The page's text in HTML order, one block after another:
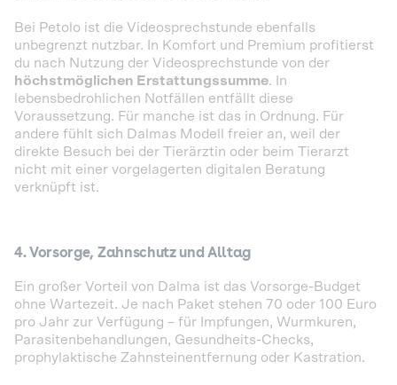
Bei Petolo ist die Videosprechstunde ebenfalls
unbegrenzt nutzbar. In Komfort und Premium profitierst
du nach Nutzung der Videosprechstunde von der
höchstmöglichen Erstattungssumme. In
lebensbedrohlichen Notfällen entfällt diese
Voraussetzung. Für manche ist das in Ordnung. Für
andere fühlt sich Dalmas Modell freier an, weil der
direkte Besuch bei der Tierärztin oder beim Tierarzt
nicht mit einer vorgelagerten digitalen Beratung
verknüpft ist.
4. Vorsorge, Zahnschutz und Alltag
Ein großer Vorteil von Dalma ist das Vorsorge-Budget
ohne Wartezeit. Je nach Paket stehen 70 oder 100 Euro
pro Jahr zur Verfügung – für Impfungen, Wurmkuren,
Parasitenbehandlungen, Gesundheits-Checks,
prophylaktische Zahnsteinentfernung oder Kastration.